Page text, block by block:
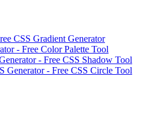
CSS Gradient Generator
- Free Color Palette Tool
- Free CSS Shadow Tool
Generator - Free CSS Circle Tool